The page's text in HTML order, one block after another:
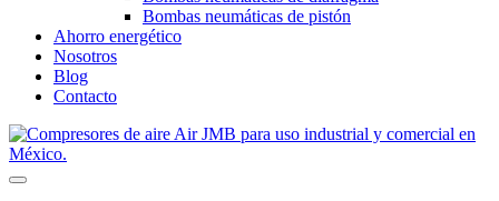
Bombas neumáticas de pistón
Ahorro energético
Nosotros
Blog
Contacto